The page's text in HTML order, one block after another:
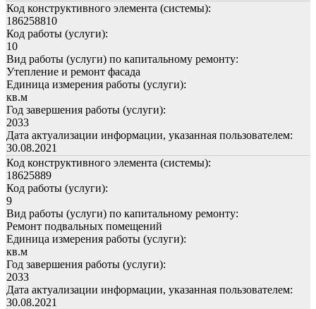
Код конструктивного элемента (системы):
186258810
Код работы (услуги):
10
Вид работы (услуги) по капитальному ремонту:
Утепление и ремонт фасада
Единица измерения работы (услуги):
кв.м
Год завершения работы (услуги):
2033
Дата актуализации информации, указанная пользователем:
30.08.2021
Код конструктивного элемента (системы):
18625889
Код работы (услуги):
9
Вид работы (услуги) по капитальному ремонту:
Ремонт подвальных помещений
Единица измерения работы (услуги):
кв.м
Год завершения работы (услуги):
2033
Дата актуализации информации, указанная пользователем:
30.08.2021